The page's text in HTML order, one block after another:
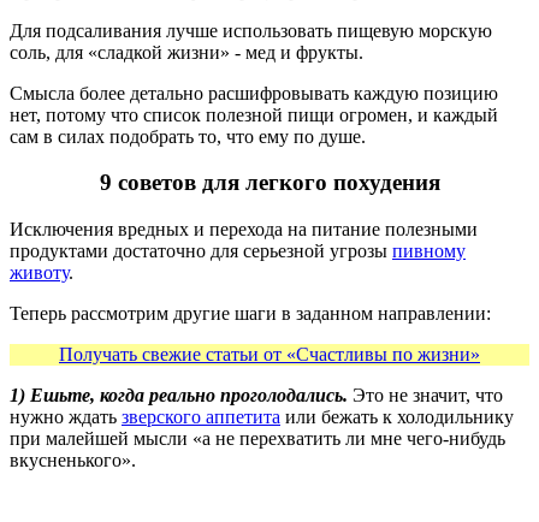
Для подсаливания лучше использовать пищевую морскую
соль, для «сладкой жизни» - мед и фрукты.
Смысла более детально расшифровывать каждую позицию
нет, потому что список полезной пищи огромен, и каждый
сам в силах подобрать то, что ему по душе.
9 советов для легкого похудения
Исключения вредных и перехода на питание полезными
продуктами достаточно для серьезной угрозы пивному
животу.
Теперь рассмотрим другие шаги в заданном направлении:
Получать свежие статьи от «Счастливы по жизни»
1) Ешьте, когда реально проголодались. Это не значит, что
нужно ждать зверского аппетита или бежать к холодильнику
при малейшей мысли «а не перехватить ли мне чего-нибудь
вкусненького».